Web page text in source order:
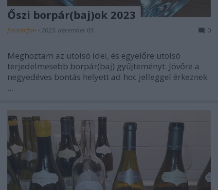
Őszi borpár(baj)ok 2023
furmintfan • 2023. december 09. 0
Meghoztam az utolsó idei, és egyelőre utolsó
terjedelmesebb borpár(baj) gyűjteményt. Jövőre a
negyedéves bontás helyett ad hoc jelleggel érkeznek
...